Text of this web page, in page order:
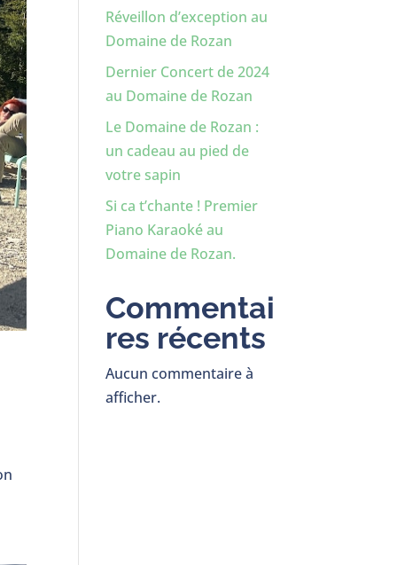
Réveillon d’exception au
Domaine de Rozan
Dernier Concert de 2024
au Domaine de Rozan
Le Domaine de Rozan :
un cadeau au pied de
votre sapin
Si ca t’chante ! Premier
Piano Karaoké au
Domaine de Rozan.
Commentai
res récents
Aucun commentaire à
afficher.